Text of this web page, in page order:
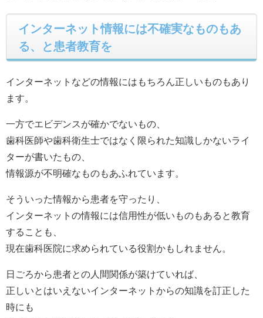
インターネット情報には不確実なものもあ
る、と患者教育を
インターネットなどの情報にはもちろん正しいものもあり
ます。
一方でエビデンスが確かでないもの、
歯科医師や歯科衛生士ではなく限られた知識しかないライ
ターが書いたもの、
情報源が不明確なものもあふれています。
そういった情報から患者を守ったり、
インターネットの情報には信用性が低いものもあると教育
することも、
現在歯科医院に求められている役割かもしれません。
日ごろから患者との人間関係が築けていれば、
正しいとはいえないインターネットからの知識を訂正した
時にも